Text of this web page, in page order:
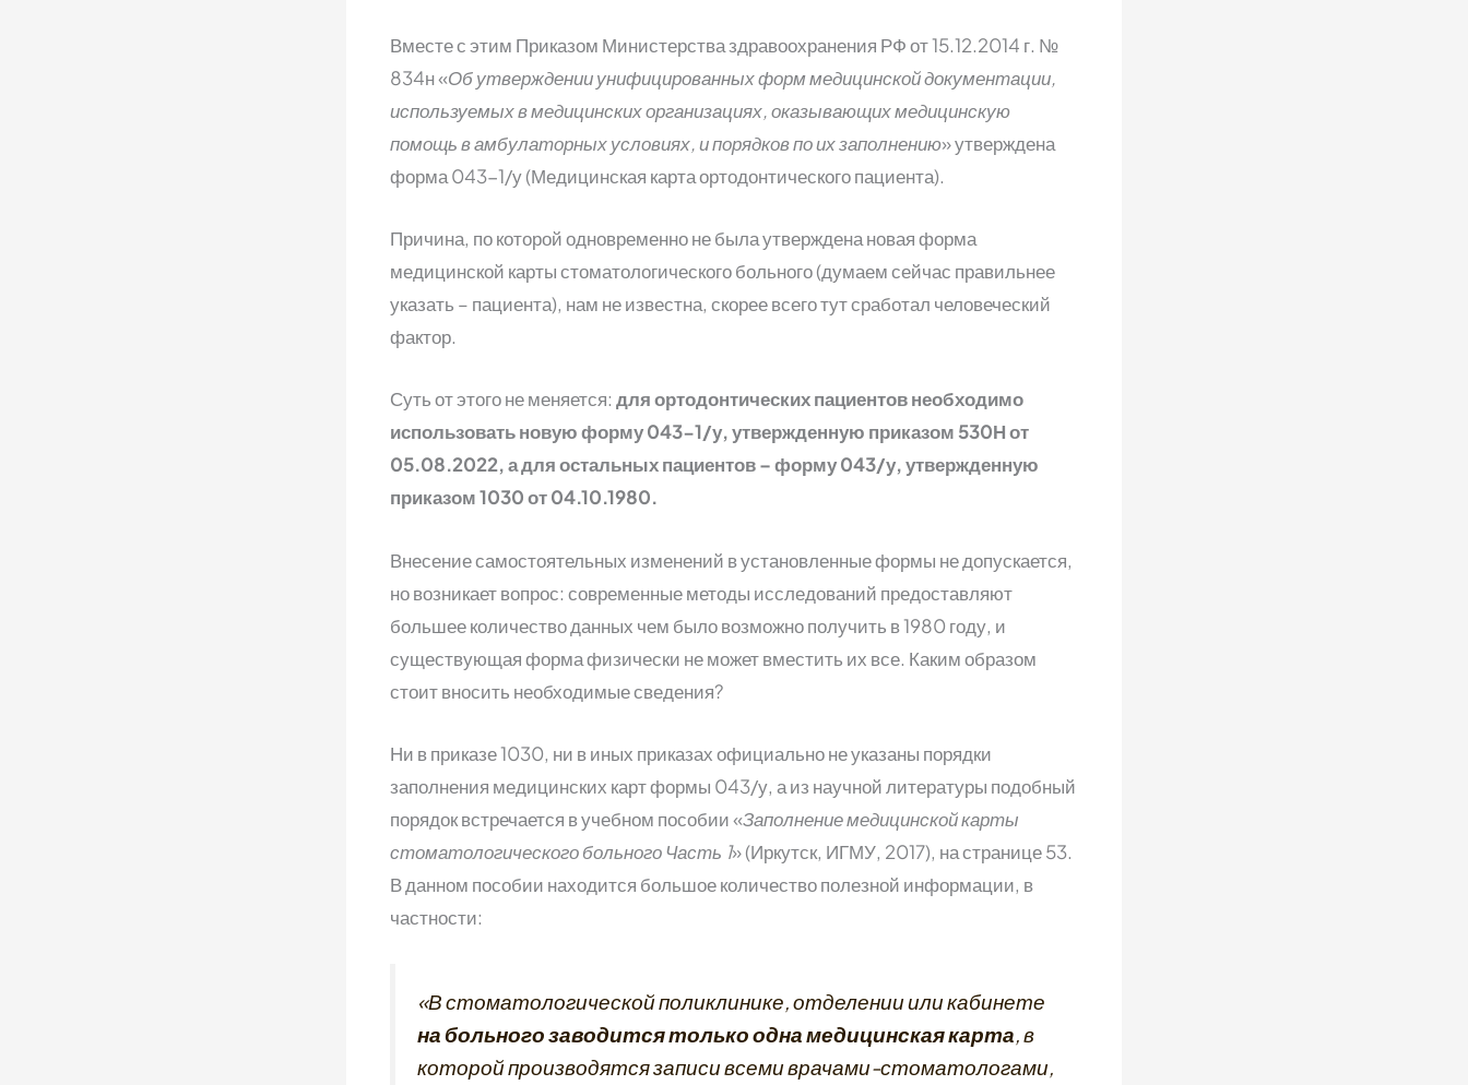
Вместе с этим Приказом Министерства здравоохранения РФ от 15.12.2014 г. №
834н «Об утверждении унифицированных форм медицинской документации,
используемых в медицинских организациях, оказывающих медицинскую
помощь в амбулаторных условиях, и порядков по их заполнению» утверждена
форма 043-1/у (Медицинская карта ортодонтического пациента).
Причина, по которой одновременно не была утверждена новая форма
медицинской карты стоматологического больного (думаем сейчас правильнее
указать – пациента), нам не известна, скорее всего тут сработал человеческий
фактор.
Суть от этого не меняется: для ортодонтических пациентов необходимо
использовать новую форму 043-1/у, утвержденную приказом 530Н от
05.08.2022, а для остальных пациентов – форму 043/у, утвержденную
приказом 1030 от 04.10.1980.
Внесение самостоятельных изменений в установленные формы не допускается,
но возникает вопрос: современные методы исследований предоставляют
большее количество данных чем было возможно получить в 1980 году, и
существующая форма физически не может вместить их все. Каким образом
стоит вносить необходимые сведения?
Ни в приказе 1030, ни в иных приказах официально не указаны порядки
заполнения медицинских карт формы 043/у, а из научной литературы подобный
порядок встречается в учебном пособии «Заполнение медицинской карты
стоматологического больного Часть 1» (Иркутск, ИГМУ, 2017), на странице 53.
В данном пособии находится большое количество полезной информации, в
частности:
«В стоматологической поликлинике, отделении или кабинете
на больного заводится только одна медицинская карта, в
которой производятся записи всеми врачами-стоматологами,